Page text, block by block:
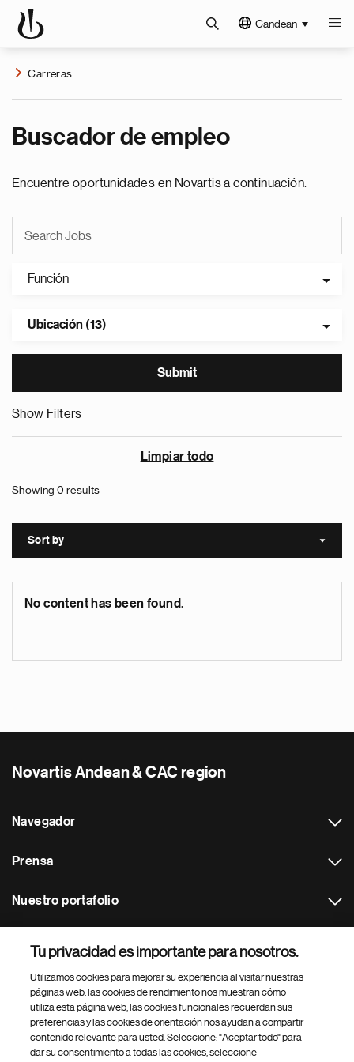
Candean
Carreras
Buscador de empleo
Encuentre oportunidades en Novartis a continuación.
Función
Ubicación (13)
Show Filters
Limpiar todo
Showing 0 results
Sort by Sort
No content has been found.
Novartis Andean & CAC region
Navegador
Prensa
Nuestro portafolio
Footer Site Search
Tu privacidad es importante para nosotros.
Utilizamos cookies para mejorar su experiencia al visitar nuestras
páginas web: las cookies de rendimiento nos muestran cómo
utiliza esta página web, las cookies funcionales recuerdan sus
preferencias y las cookies de orientación nos ayudan a compartir
contenido relevante para usted. Seleccione: "Aceptar todo" para
dar su consentimiento a todas las cookies, seleccione